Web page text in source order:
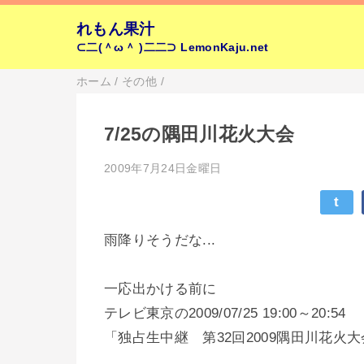
れもん果汁
⊂二(＾ω＾ )二二⊃ LemonKaju.net
ホーム / その他 /
7/25の隅田川花火大会
2009年7月24日金曜日
t
雨降りそうだな...
一応出かける前に
テレビ東京の2009/07/25 19:00～20:54
「独占生中継 第32回2009隅田川花火大